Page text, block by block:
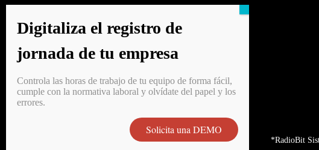
Política de Cookies
Política de Privacidad
Portal de denuncias
*RadioBit
Digitaliza el registro de
jornada de tu empresa
Controla las horas de trabajo de tu equipo de forma fácil,
cumple con la normativa laboral y olvídate del papel y los
errores.
Solicita una DEMO